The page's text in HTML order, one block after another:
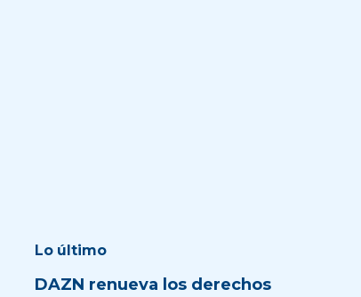
Lo último
DAZN renueva los derechos